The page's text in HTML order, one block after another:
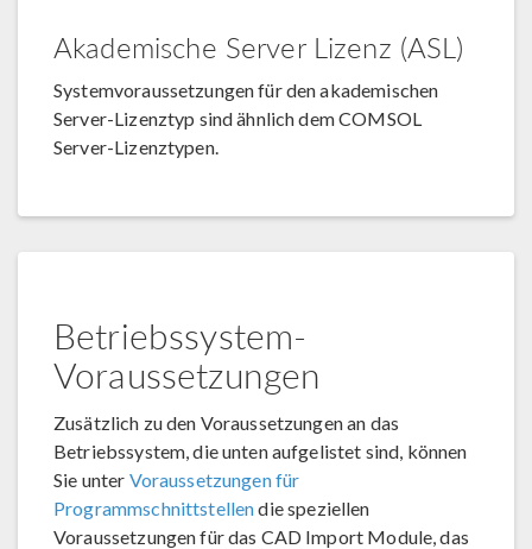
Akademische Server Lizenz (ASL)
Systemvoraussetzungen für den akademischen
Server-Lizenztyp sind ähnlich dem COMSOL
Server-Lizenztypen.
Betriebssystem-
Voraussetzungen
Zusätzlich zu den Voraussetzungen an das
Betriebssystem, die unten aufgelistet sind, können
Sie unter Voraussetzungen für
Programmschnittstellendie speziellen
Voraussetzungen für das CAD Import Module, das